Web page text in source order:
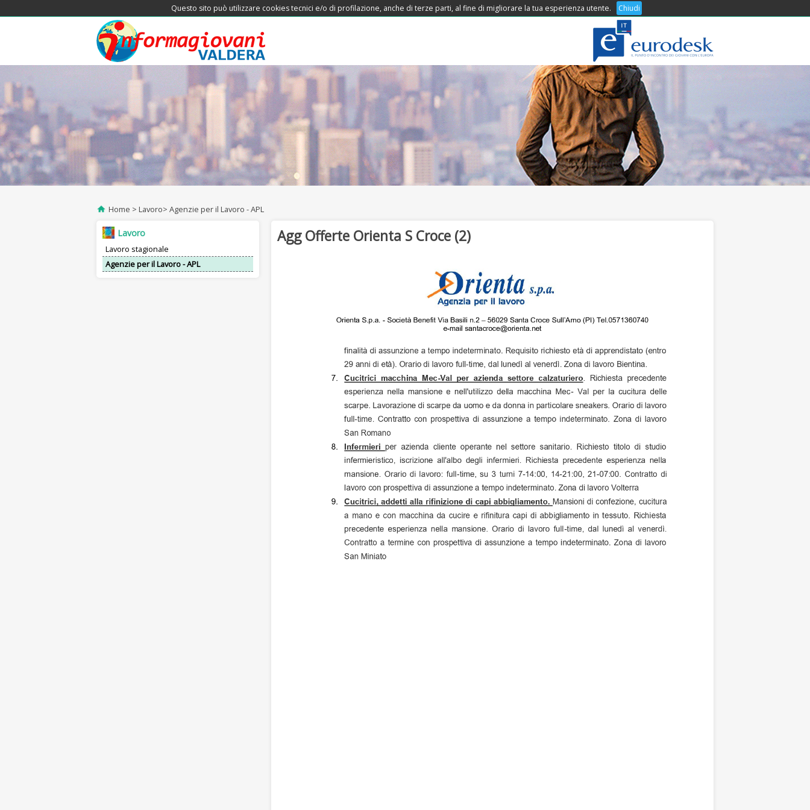
Questo sito può utilizzare cookies tecnici e/o di profilazione, anche di terze parti, al fine di migliorare la tua esperienza utente. Chiudi
COSA OFFRIAMO
Home Lavoro Agenzie per il Lavoro - APL
Lavoro
Lavoro stagionale
Agenzie per il Lavoro - APL
Agg Offerte Orienta S Croce (2)